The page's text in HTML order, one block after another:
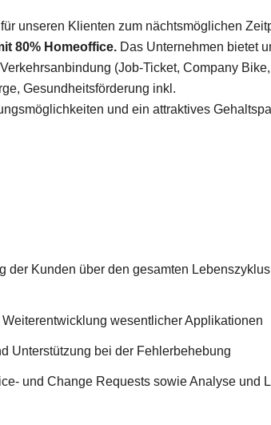
unseren Klienten zum nächtsmöglichen
80% Homeoffice. Das Unternehmen bietet
(Job-Ticket, Company Bike,
Gesundheitsförderung inkl.
und ein attraktives
der Kunden über den gesamten
wesentlicher Applikationen
Unterstützung bei der Fehlerbehebung
und Change Requests sowie Analyse und